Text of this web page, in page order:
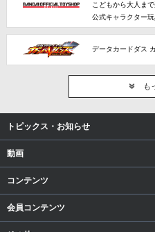
こどもから大人ま
公式キャラクター
データカードダス
も
トピックス・お知らせ
動画
コンテンツ
会員コンテンツ